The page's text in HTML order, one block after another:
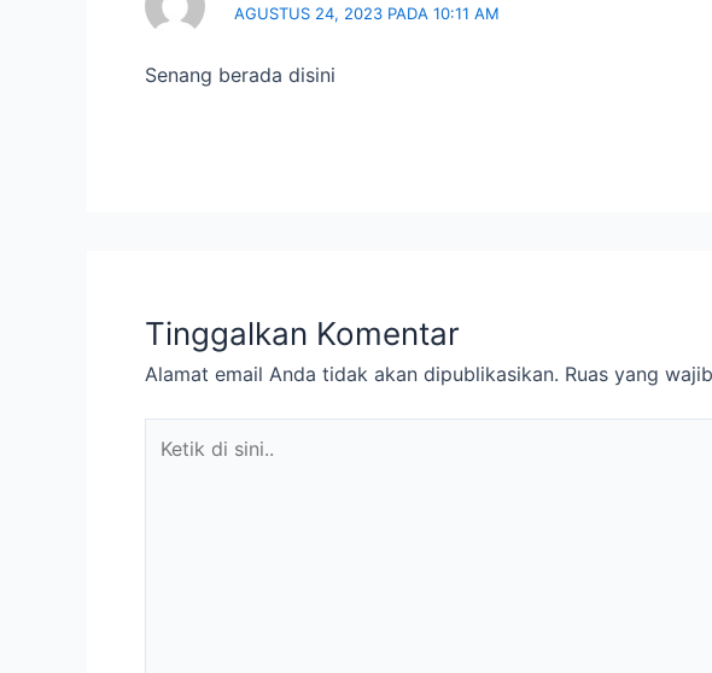
AGUSTUS 24, 2023 PADA 10:11 AM
Senang berada disini
Tinggalkan Komentar
Alamat email Anda tidak akan dipublikasikan. Ruas yang